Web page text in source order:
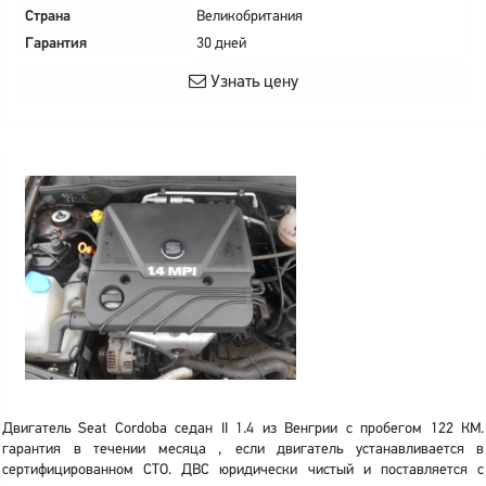
Страна
Великобритания
Гарантия
30 дней
Узнать цену
Двигатель Seat Cordoba седан II 1.4 из Венгрии с пробегом 122 КМ.
гарантия в течении месяца , если двигатель устанавливается в
сертифицированном СТО. ДВС юридически чистый и поставляется с